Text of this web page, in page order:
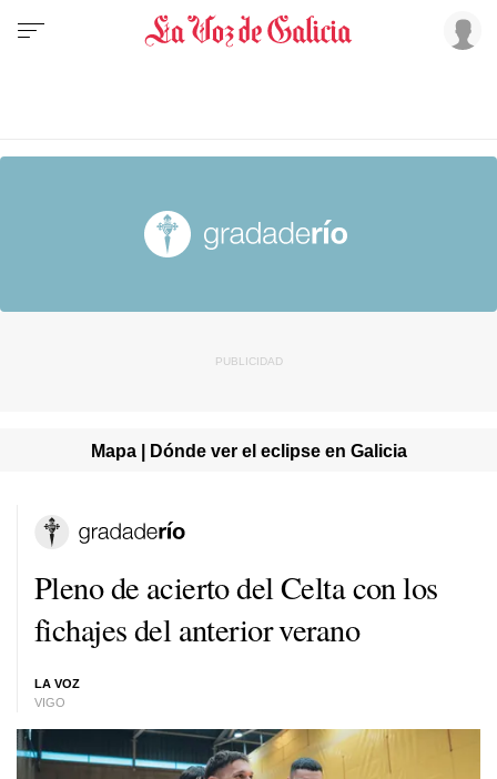
Mapa | Dónde ver el eclipse en Galicia
Pleno de acierto del Celta con los
fichajes del anterior verano
LA VOZ
VIGO